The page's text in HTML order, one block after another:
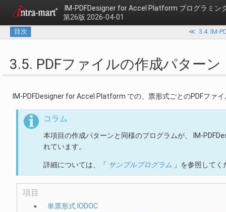
IM-PDFDesigner for Accel Platform プログラミン
第26版 2026-04-01
目次 ≪ 3.4. IM-
3.5. PDFファイルの作成パターン
IM-PDFDesigner for Accel Platform での、票形式ごとのPDFファ
コラム
本項目の作成パターンと同様のプログラムが、 IM-
れています。
詳細については、「 サンプルプログラム 」を参照してく
項目
単票形式 IODOC